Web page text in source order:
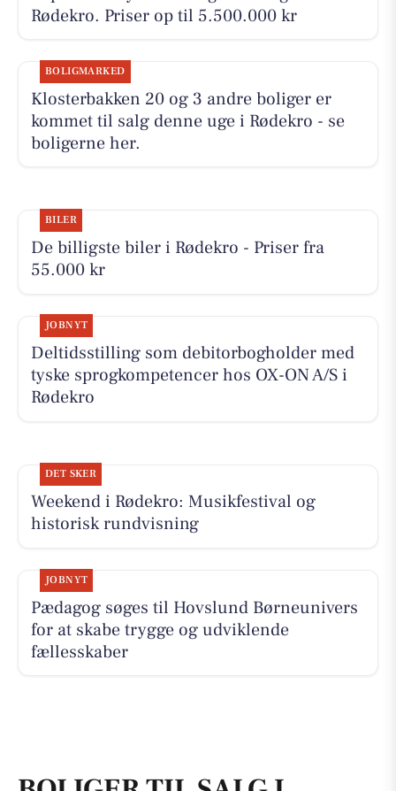
Rødekro. Priser op til 5.500.000 kr
BOLIGMARKED
Klosterbakken 20 og 3 andre boliger er
kommet til salg denne uge i Rødekro - se
boligerne her.
BILER
De billigste biler i Rødekro - Priser fra
55.000 kr
JOBNYT
Deltidsstilling som debitorbogholder med
tyske sprogkompetencer hos OX-ON A/S i
Rødekro
DET SKER
Weekend i Rødekro: Musikfestival og
historisk rundvisning
JOBNYT
Pædagog søges til Hovslund Børneunivers
for at skabe trygge og udviklende
fællesskaber